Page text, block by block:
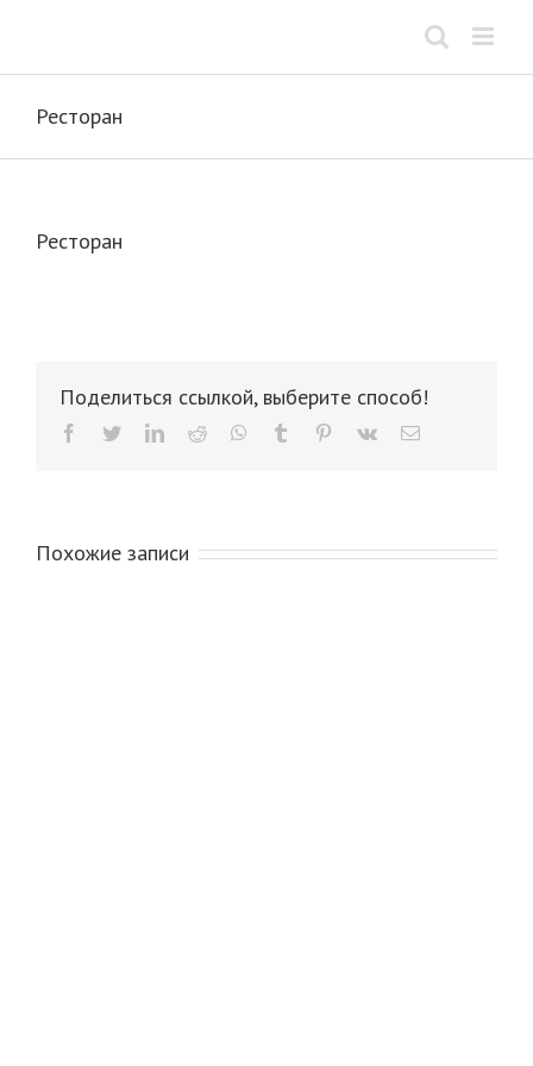
Ресторан
Ресторан
Поделиться ссылкой, выберите способ!
facebooktwitterlinkedinreddit whatsapp
tumblr pinterest
vk Email
Похожие записи